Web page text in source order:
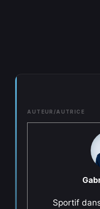
AUTEUR/AUTRICE
Sportif